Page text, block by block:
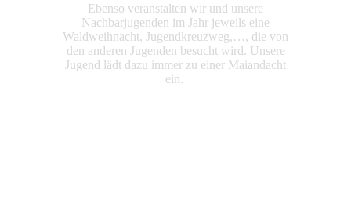
Ebenso veranstalten wir und unsere
Nachbarjugenden im Jahr jeweils eine
Waldweihnacht, Jugendkreuzweg,…, die von
den anderen Jugenden besucht wird. Unsere
Jugend lädt dazu immer zu einer Maiandacht
ein.